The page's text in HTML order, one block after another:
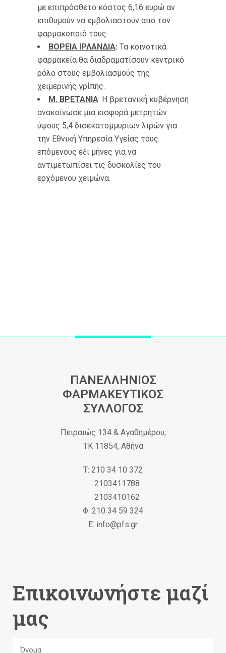
με επιπρόσθετο κόστος 6,16 ευρώ αν
επιθυμούν να εμβολιαστούν από τον
φαρμακοποιό τους.
ΒΟΡΕΙΑ ΙΡΛΑΝΔΙΑ: Τα κοινοτικά
φαρμακεία θα διαδραματίσουν κεντρικό
ρόλο στους εμβολιασμούς της
χειμερινής γρίπης.
Μ. ΒΡΕΤΑΝΙΑ: Η βρετανική κυβέρνηση
ανακοίνωσε μια εισφορά μετρητών
ύψους 5,4 δισεκατομμυρίων λιρών για
την Εθνική Υπηρεσία Υγείας τους
επόμενους έξι μήνες για να
αντιμετωπίσει τις δυσκολίες του
ερχόμενου χειμώνα.
ΠΑΝΕΛΛΗΝΙΟΣ
ΦΑΡΜΑΚΕΥΤΙΚΟΣ
ΣΥΛΛΟΓΟΣ
Πειραιώς 134 & Αγαθημέρου,
ΤΚ 11854, Αθήνα
Τ: 210 34 10 372
2103411788
2103410162
Φ: 210 34 59 324
Ε: info@pfs.gr
Επικοινωνήστε μαζί
μας